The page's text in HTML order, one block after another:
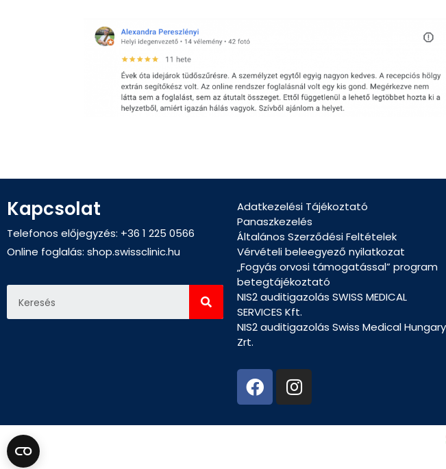
Kapcsolat
Telefonos előjegyzés: +36 1 225 0566
Online foglalás: shop.swissclinic.hu
Adatkezelési Tájékoztató
Panaszkezelés
Általános Szerződési Feltételek
Vérvételi beleegyező nyilatkozat
„Fogyás orvosi támogatással” program
betegtájékoztató
NIS2 auditigazolás SWISS MEDICAL
SERVICES Kft.
NIS2 auditigazolás Swiss Medical Hungary
Zrt.